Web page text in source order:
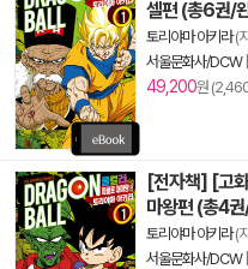
셀편 (총6권/
토리야마 아키라(
서울문화사/DCW|
49,200원
[전자책] [고
마왕편 (총4
토리야마 아키라(
서울문화사/DCW|